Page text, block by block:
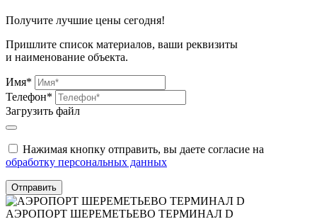
Получите лучшие цены сегодня!
Пришлите список материалов, ваши реквизиты
и наименование объекта.
Имя*
Телефон*
Загрузить файл
Нажимая кнопку отправить, вы даете согласие на
обработку персональных данных
Отправить
АЭРОПОРТ ШЕРЕМЕТЬЕВО ТЕРМИНАЛ D